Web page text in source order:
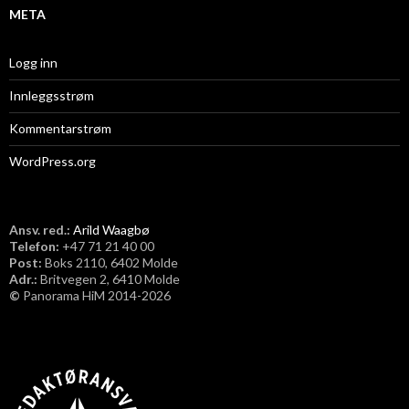
META
Logg inn
Innleggsstrøm
Kommentarstrøm
WordPress.org
Ansv. red.: Arild Waagbø
Telefon: ​+47 71 21 40 00
Post: Boks 2110, 6402 Molde
Adr.: Britvegen 2, 6410 Molde
© Panorama HiM 2014-2026